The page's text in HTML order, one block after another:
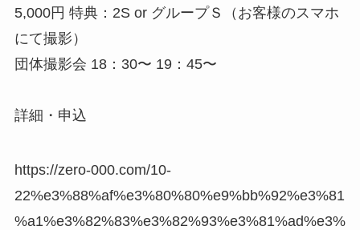
5,000円 特典：2S or グループＳ（お客様のスマホ
にて撮影）
団体撮影会 18：30〜 19：45〜
詳細・申込
https://zero-000.com/10-
22%e3%88%af%e3%80%80%e9%bb%92%e3%81
%a1%e3%82%83%e3%82%93%e3%81%ad%e3%